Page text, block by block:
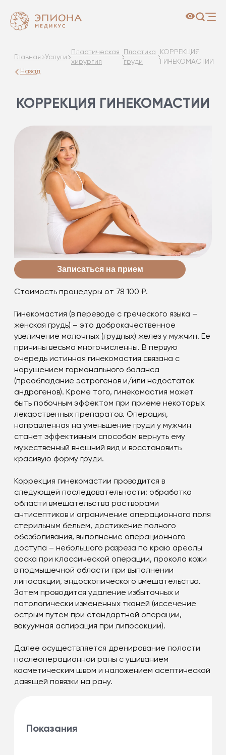
Главная Услуги
Пластическая
хирургия
Пластика
груди
КОРРЕКЦИЯ
ГИНЕКОМАСТИИ
Назад
КОРРЕКЦИЯ ГИНЕКОМАСТИИ
Записаться на прием
Стоимость процедуры от 78 100 ₽.
Гинекомастия (в переводе с греческого языка –
женская грудь) – это доброкачественное
увеличение молочных (грудных) желез у мужчин. Ее
причины весьма многочисленны. В первую
очередь истинная гинекомастия связана с
нарушением гормонального баланса
(преобладание эстрогенов и/или недостаток
андрогенов). Кроме того, гинекомастия может
быть побочным эффектом при приеме некоторых
лекарственных препаратов. Операция,
направленная на уменьшение груди у мужчин
станет эффективным способом вернуть ему
мужественный внешний вид и восстановить
красивую форму груди.
Коррекция гинекомастии проводится в
следующей последовательности: обработка
области вмешательства растворами
антисептиков и ограничение операционного поля
стерильным бельем, достижение полного
обезболивания, выполнение операционного
доступа – небольшого разреза по краю ареолы
соска при классической операции, прокола кожи
в подмышечной области при выполнении
липосакции, эндоскопического вмешательства.
Затем проводится удаление избыточных и
патологически измененных тканей (иссечение
острым путем при стандартной операции,
вакуумная аспирация при липосакции).
Далее осуществляется дренирование полости
послеоперационной раны с ушиванием
косметическим швом и наложением асептической
давящей повязки на рану.
Показания